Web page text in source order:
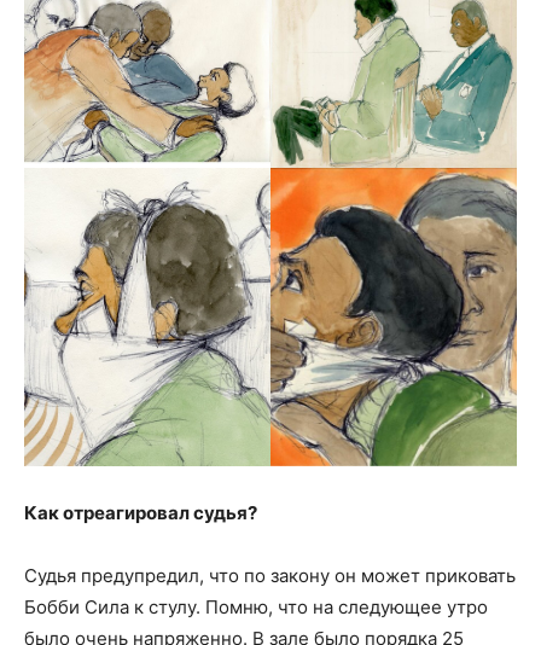
Как отреагировал судья?
Судья предупредил, что по закону он может приковать
Бобби Сила к стулу. Помню, что на следующее утро
было очень напряженно. В зале было порядка 25